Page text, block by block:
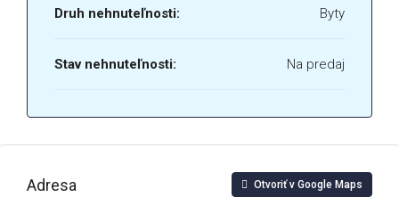
Druh nehnuteľnosti: Byty
Stav nehnuteľnosti: Na predaj
Adresa Otvoriť v Google Maps